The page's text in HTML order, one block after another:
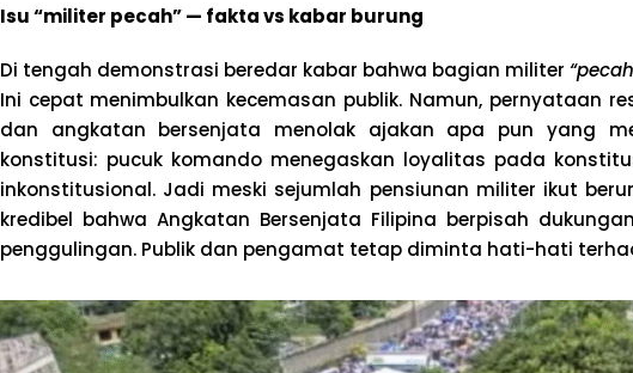
Isu “militer pecah” — fakta vs kabar burung
Di tengah demonstrasi beredar kabar bahwa bagian militer
Ini cepat menimbulkan kecemasan publik. Namun, pernyataan
dan angkatan bersenjata menolak ajakan apa pun yang
konstitusi: pucuk komando menegaskan loyalitas pada
inkonstitusional. Jadi meski sejumlah pensiunan militer ikut
kredibel bahwa Angkatan Bersenjata Filipina berpisah
penggulingan. Publik dan pengamat tetap diminta hati-hati